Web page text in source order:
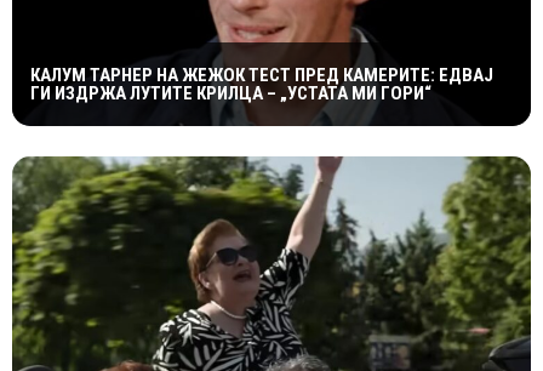
КАЛУМ ТАРНЕР НА ЖЕЖОК ТЕСТ ПРЕД КАМЕРИТЕ: ЕДВАЈ
ГИ ИЗДРЖА ЛУТИТЕ КРИЛЦА – „УСТАТА МИ ГОРИ“